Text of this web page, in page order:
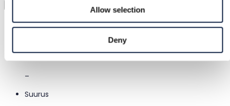
Allow selection
Deny
Kategooria
/Raamatud
–
Suurus